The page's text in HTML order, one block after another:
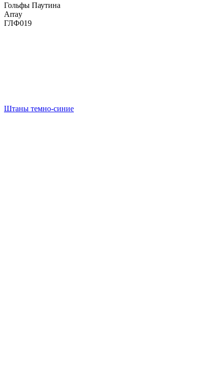
Гольфы Паутина
Array
ГЛФ019
Штаны темно-синие